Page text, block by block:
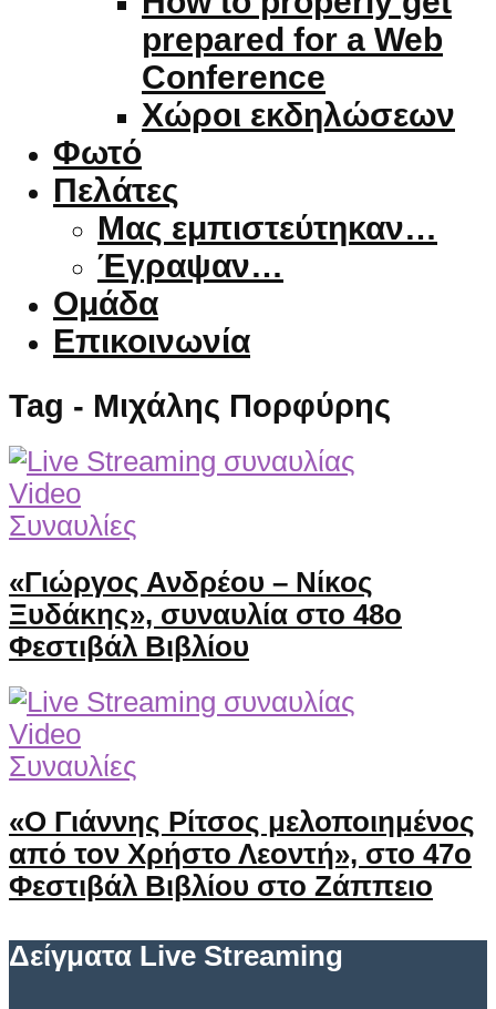
prepared for a Web
Conference
Χώροι εκδηλώσεων
Φωτό
Πελάτες
Μας εμπιστεύτηκαν…
Έγραψαν…
Ομάδα
Επικοινωνία
Tag - Μιχάλης Πορφύρης
Video
Συναυλίες
«Γιώργος Ανδρέου – Νίκος
Ξυδάκης», συναυλία στο 48ο
Φεστιβάλ Βιβλίου
Video
Συναυλίες
«Ο Γιάννης Ρίτσος μελοποιημένος
από τον Χρήστο Λεοντή», στο 47ο
Φεστιβάλ Βιβλίου στο Ζάππειο
Δείγματα Live Streaming